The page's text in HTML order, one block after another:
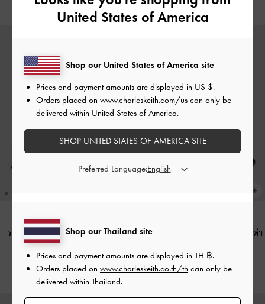
รองเท้าส้นสูงรัดส้นรุ่น Kaleen-สี
ชอล์ค
฿2,390.00
รองเท้าส้นสูงรัดส้นรุ่น Kaleen
สีดำ
฿2,390.00
United States of America
Shop our Thailand site
Prices and payment amounts are displayed in TH ฿.
Orders placed on www.charleskeith.co.th/th can only be
delivered within Thailand.
Shop our United States of America site
Prices and payment amounts are displayed in US $.
Orders placed on www.charleskeith.com/us can only be
delivered within United States of America.
SHOP UNITED STATES OF AMERICA SITE
Preferred Language: